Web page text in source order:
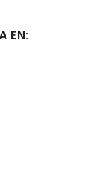
EN: